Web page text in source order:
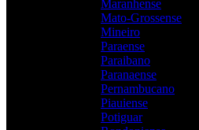
Maranhense
Mato-Grossense
Mineiro
Paraense
Paraibano
Paranaense
Pernambucano
Piauiense
Potiguar